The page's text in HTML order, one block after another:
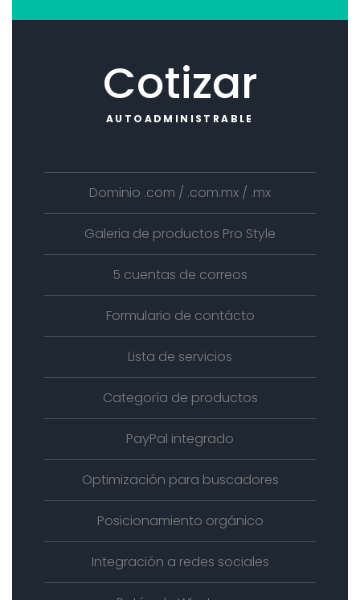
Cotizar
AUTOADMINISTRABLE
Dominio .com / .com.mx / .mx
Galeria de productos Pro Style
5 cuentas de correos
Formulario de contácto
Lista de servicios
Categoría de productos
PayPal integrado
Optimización para buscadores
Posicionamiento orgánico
Integración a redes sociales